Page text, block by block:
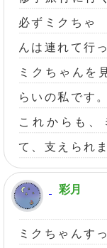
必ずミクちゃ
んは連れて行
ミクちゃんを
らいの私です。
これからも、
て、支えられ
彩月
ミクちゃんす